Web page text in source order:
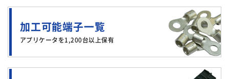
加工可能端子一覧
アプリケータを1,200台以上保有